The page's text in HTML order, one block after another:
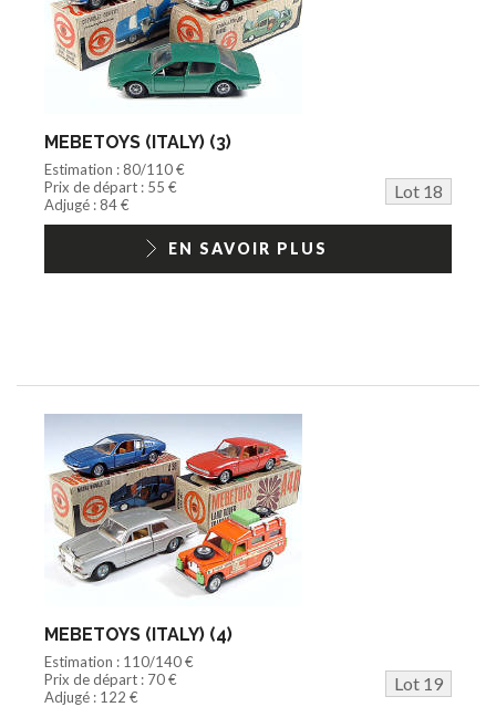
MEBETOYS (ITALY) (3)
Estimation : 80/110 €
Prix de départ : 55 €
Lot 18
Adjugé : 84 €
EN SAVOIR PLUS
MEBETOYS (ITALY) (4)
Estimation : 110/140 €
Prix de départ : 70 €
Lot 19
Adjugé : 122 €